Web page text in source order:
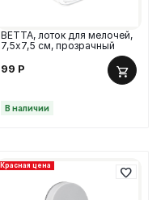
ВЕТТА, лоток для мелочей,
7,5х7,5 см, прозрачный
99 Р
В наличии
Красная цена